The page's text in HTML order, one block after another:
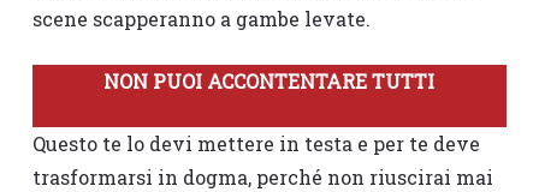
scene scapperanno a gambe levate.
NON PUOI ACCONTENTARE TUTTI
Questo te lo devi mettere in testa e per te deve
trasformarsi in dogma, perché non riuscirai mai